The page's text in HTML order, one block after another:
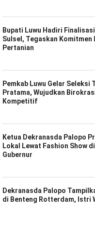
Bupati Luwu Hadiri
Sulsel, Tegaskan Komitmen
Pertanian
Pemkab Luwu Gelar Seleksi
Pratama, Wujudkan
Kompetitif
Ketua Dekranasda Palopo
Lokal Lewat Fashion Show
Gubernur
Dekranasda Palopo
di Benteng Rotterdam, Istri